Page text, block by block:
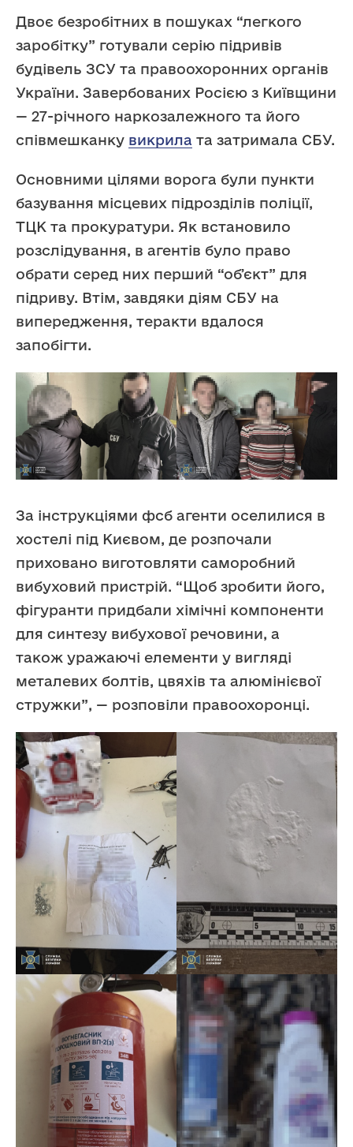
Двоє безробітних в пошуках “легкого
заробітку” готували серію підривів
будівель ЗСУ та правоохоронних органів
України. Завербованих Росією з Київщини
— 27-річного наркозалежного та його
співмешканку викрила та затримала СБУ.
Основними цілями ворога були пункти
базування місцевих підрозділів поліції,
ТЦК та прокуратури. Як встановило
розслідування, в агентів було право
обрати серед них перший “обʼєкт” для
підриву. Втім, завдяки діям СБУ на
випередження, теракти вдалося
запобігти.
За інструкціями фсб агенти оселилися в
хостелі під Києвом, де розпочали
приховано виготовляти саморобний
вибуховий пристрій. “Щоб зробити його,
фігуранти придбали хімічні компоненти
для синтезу вибухової речовини, а
також уражаючі елементи у вигляді
металевих болтів, цвяхів та алюмінієвої
стружки”, — розповіли правоохоронці.